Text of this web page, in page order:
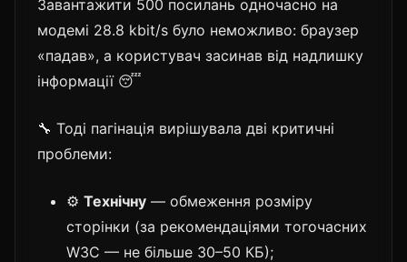
Завантажити 500 посилань одночасно на
модемі 28.8 kbit/s було неможливо: браузер
«падав», а користувач засинав від надлишку
інформації 😴
🔧 Тоді пагінація вирішувала дві критичні
проблеми:
⚙️ Технічну — обмеження розміру
сторінки (за рекомендаціями тогочасних
W3C — не більше 30–50 КБ);